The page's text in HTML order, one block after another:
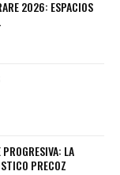
2026: ESPACIOS
LA
PRECOZ